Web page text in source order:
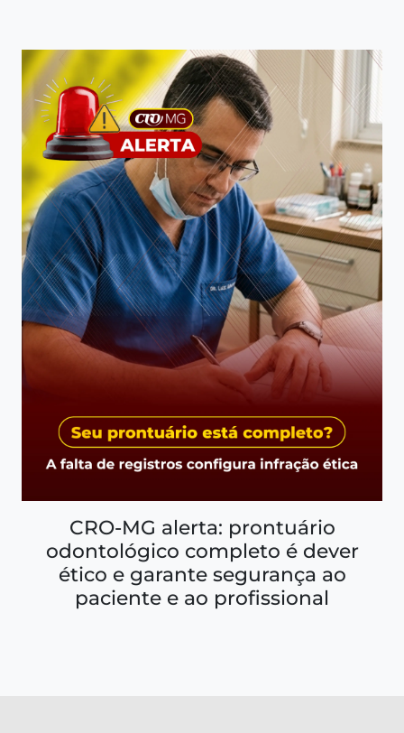
CRO-MG alerta: prontuário
odontológico completo é dever
ético e garante segurança ao
paciente e ao profissional